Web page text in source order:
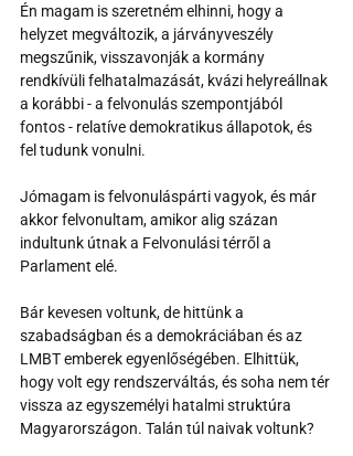
Én magam is szeretném elhinni, hogy a
helyzet megváltozik, a járványveszély
megszűnik, visszavonják a kormány
rendkívüli felhatalmazását, kvázi helyreállnak
a korábbi - a felvonulás szempontjából
fontos - relatíve demokratikus állapotok, és
fel tudunk vonulni.
Jómagam is felvonuláspárti vagyok, és már
akkor felvonultam, amikor alig százan
indultunk útnak a Felvonulási térről a
Parlament elé.
Bár kevesen voltunk, de hittünk a
szabadságban és a demokráciában és az
LMBT emberek egyenlőségében. Elhittük,
hogy volt egy rendszerváltás, és soha nem tér
vissza az egyszemélyi hatalmi struktúra
Magyarországon. Talán túl naivak voltunk?